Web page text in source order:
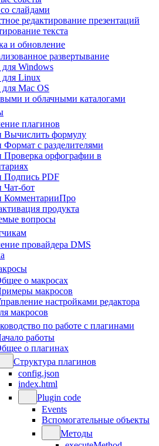
слайдами
редактирование презентаций
текста
и обновление
развертывание
Windows
для Linux
Mac OS
и облачными каталогами
плагинов
Вычислить формулу
Формат с разделителями
Проверка орфографии в
Подпись PDF
Чат-бот
КомментарииПро
продукта
вопросы
провайдера DMS
о макросах
макросов
настройками редактора
макросов
по работе с плагинами
работы
о плагинах
Структура плагинов
config.json
index.html
Plugin code
Events
Вспомогательные объекты
Методы